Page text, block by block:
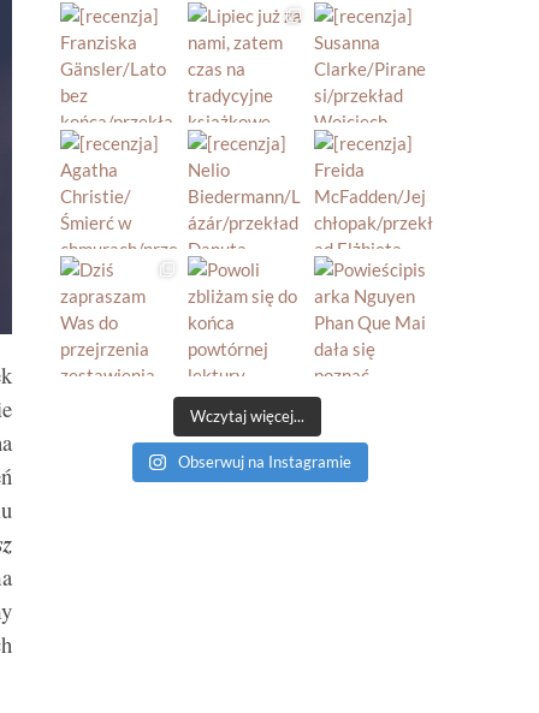
Wczytaj więcej...
Obserwuj na Instagramie